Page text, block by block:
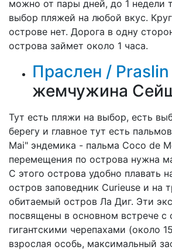
можно от пары дней, до 1 недели
выбор пляжей на любой вкус.
острове нет. Дорога в одну
острова займет около 1 часа.
Праслен / Praslin
жемчужина
Тут есть пляжи на выбор, есть
берегу и главное тут есть
Mai" эндемика - пальма Coco de
перемещения по острова нужна
С этого острова удобно плавать
остров заповедник Curieuse и на
обитаемый остров Ла Диг. Эти
посвящены в основном встрече с
гигантскими черепахами (около
взрослая особь, максимальный